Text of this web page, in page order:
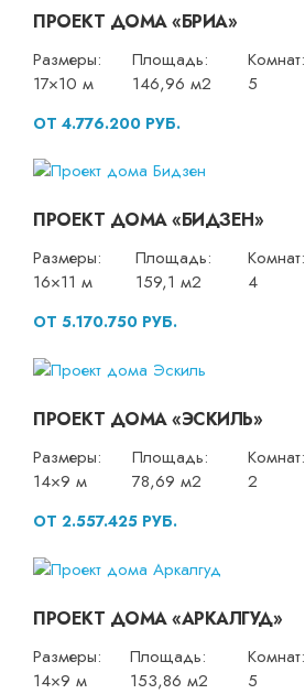
ПРОЕКТ ДОМА «БРИА»
Размеры:
17×10 м
Площадь:
146,96 м2
Комнат:
5
ОТ 4.776.200 РУБ.
ПРОЕКТ ДОМА «БИДЗЕН»
Размеры:
16×11 м
Площадь:
159,1 м2
Комнат:
4
ОТ 5.170.750 РУБ.
ПРОЕКТ ДОМА «ЭСКИЛЬ»
Размеры:
14×9 м
Площадь:
78,69 м2
Комнат:
2
ОТ 2.557.425 РУБ.
ПРОЕКТ ДОМА «АРКАЛГУД»
Размеры:
14×9 м
Площадь:
153,86 м2
Комнат:
5